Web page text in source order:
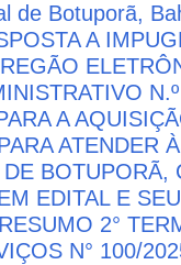
de Botuporã,
A
A
ATENDER
EDITAL E
2°
N° 100/